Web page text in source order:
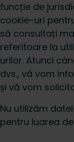
funcție de
cookie-uri
să consultați
referitoare la
urilor. Atunci
dvs., vă vom
și vă vom
Nu utilizăm
pentru luarea